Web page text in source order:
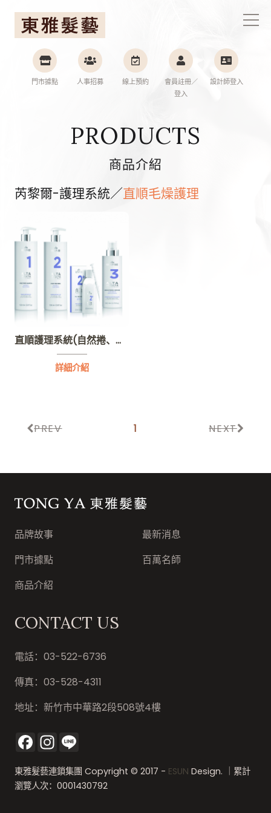
門市據點 人事招募 線上預約
會員註冊／
登入
設計師登入
PRODUCTS
商品介紹
芮黎爾-護理系統／直順毛燥護理
直順護理系統(自然捲、毛躁髮質適用)
詳細介紹
PREV 1 NEXT
品牌故事
最新消息
門市據點
百萬名師
商品介紹
CONTACT US
電話： 03-522-6736
傳真： 03-528-4311
地址： 新竹市中華路2段508號4樓
FacebookInstagram
東雅髮藝連鎖集團 Copyright © 2017 - ESUN Design. ｜累計
瀏覽人次：0001430792